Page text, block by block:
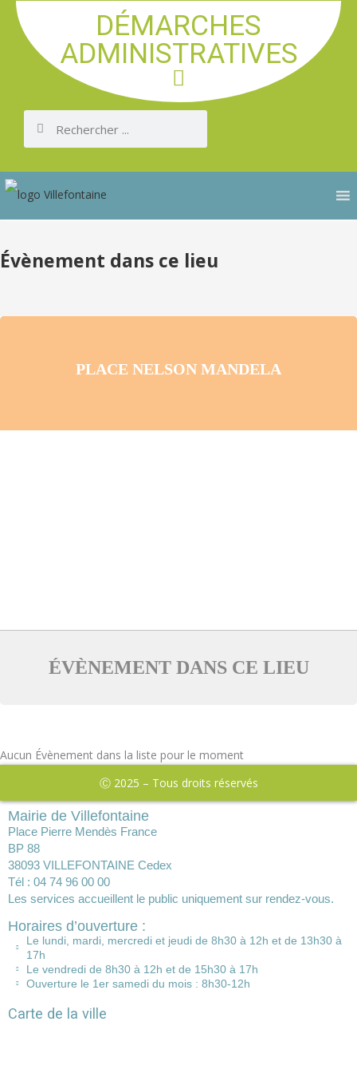
DÉMARCHES
ADMINISTRATIVES
Évènement dans ce lieu
PLACE NELSON MANDELA
ÉVÈNEMENT DANS CE LIEU
Aucun Évènement dans la liste pour le moment
Ⓒ 2025 – Tous droits réservés
Mairie de Villefontaine
Place Pierre Mendès France
BP 88
38093 VILLEFONTAINE Cedex
Tél : 04 74 96 00 00
Les services accueillent le public uniquement sur rendez-vous.
Horaires d’ouverture :
Le lundi, mardi, mercredi et jeudi de 8h30 à 12h et de 13h30 à
17h
Le vendredi de 8h30 à 12h et de 15h30 à 17h
Ouverture le 1er samedi du mois : 8h30-12h
Carte de la ville